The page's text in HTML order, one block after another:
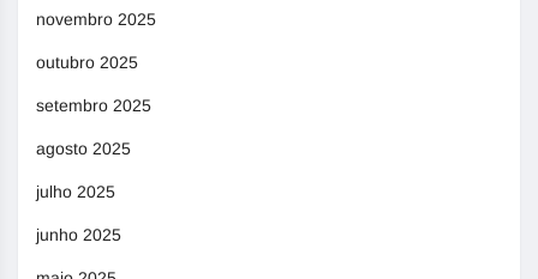
novembro 2025
outubro 2025
setembro 2025
agosto 2025
julho 2025
junho 2025